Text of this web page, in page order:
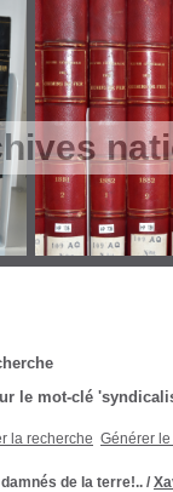
le mot-clé
la recherche Générer
de la terre!.. /